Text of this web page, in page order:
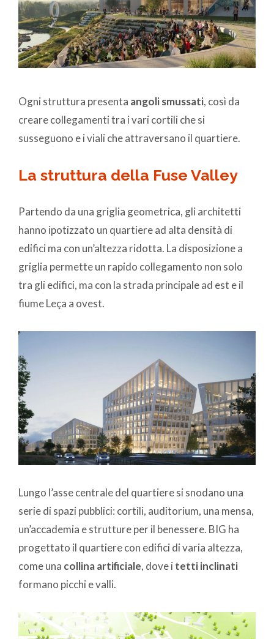
Ogni struttura presenta angoli smussati, così da
creare collegamenti tra i vari cortili che si
susseguono e i viali che attraversano il quartiere.
La struttura della Fuse Valley
Partendo da una griglia geometrica, gli architetti
hanno ipotizzato un quartiere ad alta densità di
edifici ma con un’altezza ridotta. La disposizione a
griglia permette un rapido collegamento non solo
tra gli edifici, ma con la strada principale ad est e il
fiume Leça a ovest.
Lungo l’asse centrale del quartiere si snodano una
serie di spazi pubblici: cortili, auditorium, una mensa,
un’accademia e strutture per il benessere. BIG ha
progettato il quartiere con edifici di varia altezza,
come una collina artificiale, dove i tetti inclinati
formano picchi e valli.